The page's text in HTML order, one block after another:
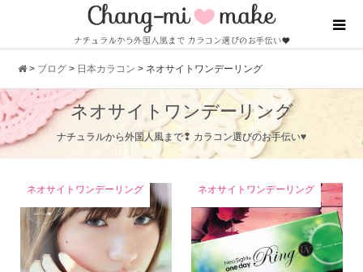
> ブログ > 日本カラコン > ネオサイトワンデーリング
ネオサイトワンデーリング
ナチュラルから外国人風まで❢ カラコン選びのお手伝い♥
ネオサイトワンデーリング ネオサイトワンデーリング